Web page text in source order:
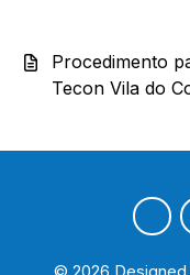
Procedimento
Tecon Vila do